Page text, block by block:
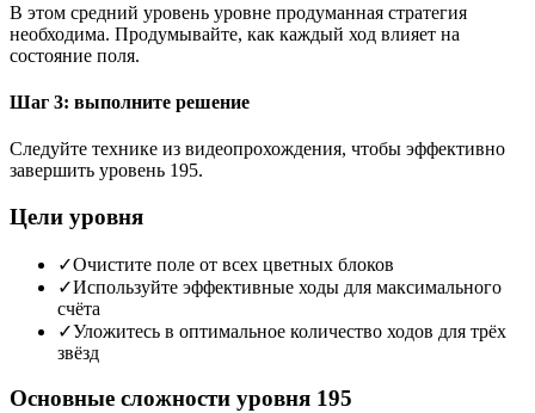
В этом средний уровень уровне продуманная стратегия
необходима. Продумывайте, как каждый ход влияет на
состояние поля.
Шаг 3: выполните решение
Следуйте технике из видеопрохождения, чтобы эффективно
завершить уровень 195.
Цели уровня
✓Очистите поле от всех цветных блоков
✓Используйте эффективные ходы для максимального
счёта
✓Уложитесь в оптимальное количество ходов для трёх
звёзд
Основные сложности уровня 195